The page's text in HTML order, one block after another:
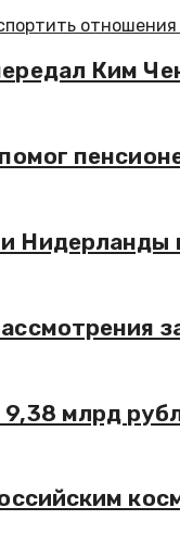
Ким
Нидерланды
9,38 млрд